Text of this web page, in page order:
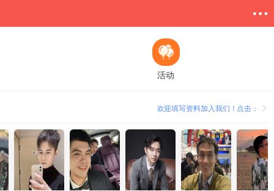
活动
欢迎填写资料加入我们！点击：